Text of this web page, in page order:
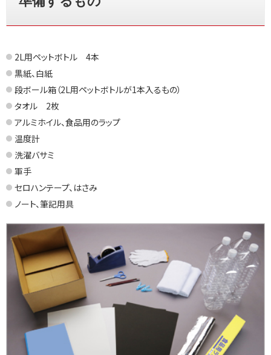
2L用ペットボトル 4本
黒紙、白紙
段ボール箱（2L用ペットボトルが1本入るもの）
タオル 2枚
アルミホイル、食品用のラップ
温度計
洗濯バサミ
軍手
セロハンテープ、はさみ
ノート、筆記用具